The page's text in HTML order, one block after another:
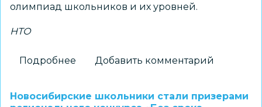
олимпиад школьников и их уровней.
НТО
Подробнее Добавить комментарий
Новосибирские школьники стали призерами